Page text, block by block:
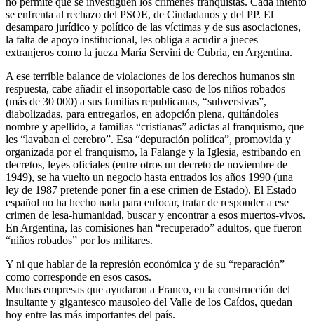
se enfrenta al rechazo del PSOE, de Ciudadanos y del PP. El
desamparo jurídico y político de las víctimas y de sus asociaciones,
la falta de apoyo institucional, les obliga a acudir a jueces
extranjeros como la jueza María Servini de Cubria, en Argentina.
A ese terrible balance de violaciones de los derechos humanos sin
respuesta, cabe añadir el insoportable caso de los niños robados
(más de 30 000) a sus familias republicanas, “subversivas”,
diabolizadas, para entregarlos, en adopción plena, quitándoles
nombre y apellido, a familias “cristianas” adictas al franquismo, que
les “lavaban el cerebro”. Esa “depuración política”, promovida y
organizada por el franquismo, la Falange y la Iglesia, estribando en
decretos, leyes oficiales (entre otros un decreto de noviembre de
1949), se ha vuelto un negocio hasta entrados los años 1990 (una
ley de 1987 pretende poner fin a ese crimen de Estado). El Estado
español no ha hecho nada para enfocar, tratar de responder a ese
crimen de lesa-humanidad, buscar y encontrar a esos muertos-vivos.
En Argentina, las comisiones han “recuperado” adultos, que fueron
“niños robados” por los militares.
Y ni que hablar de la represión económica y de su “reparación”
como corresponde en esos casos.
Muchas empresas que ayudaron a Franco, en la construcción del
insultante y gigantesco mausoleo del Valle de los Caídos, quedan
hoy entre las más importantes del país.